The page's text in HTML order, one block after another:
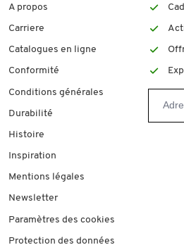
A propos
Carriere
Catalogues en ligne
Conformité
Conditions générales
Durabilité
Histoire
Inspiration
Mentions légales
Newsletter
Paramètres des cookies
Protection des données